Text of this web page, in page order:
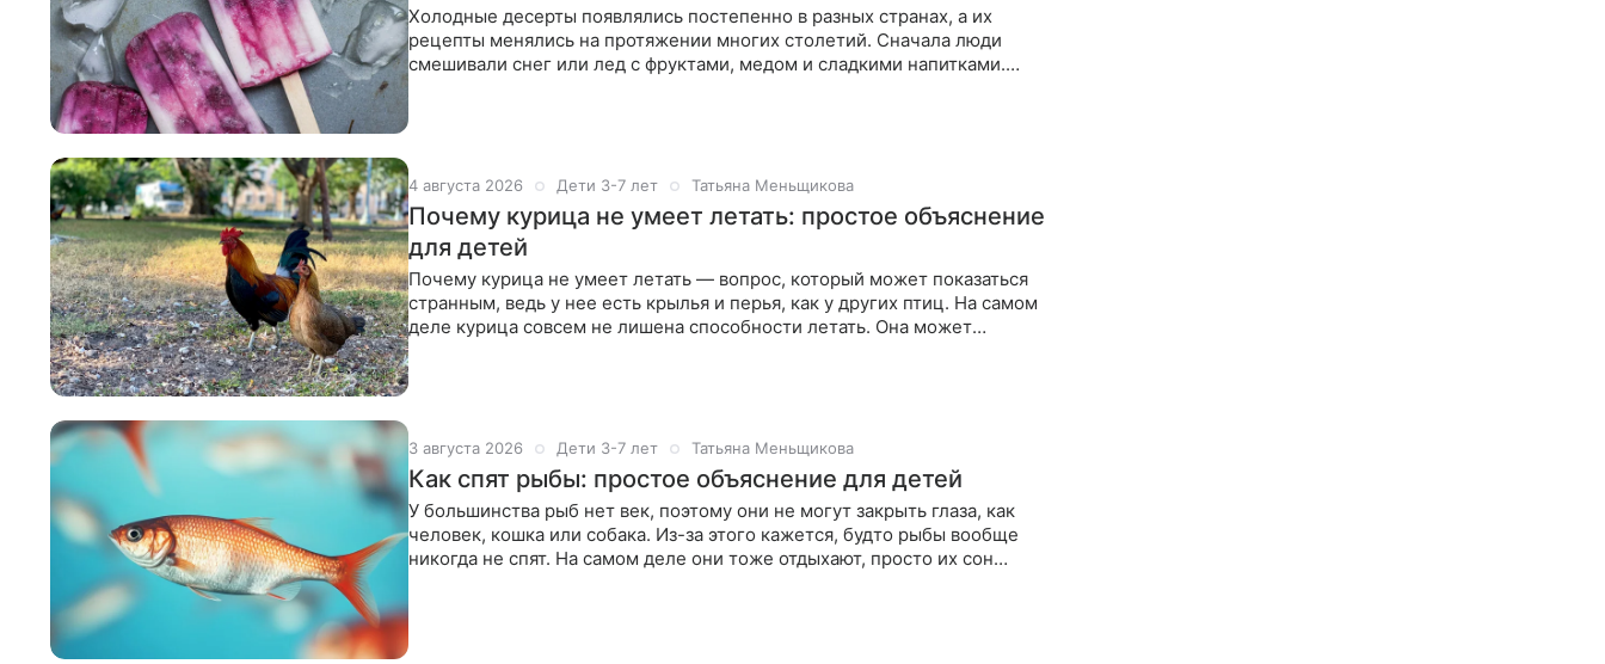
Холодные десерты появлялись постепенно в разных странах, а их
рецепты менялись на протяжении многих столетий. Сначала люди
смешивали снег или лед с фруктами, медом и сладкими напитками.
4 августа 2026 Дети 3-7 лет Татьяна Меньщикова
Почему курица не умеет летать: простое объяснение
для детей
Почему курица не умеет летать — вопрос, который может показаться
странным, ведь у нее есть крылья и перья, как у других птиц. На самом
деле курица совсем не лишена способности летать. Она может
3 августа 2026 Дети 3-7 лет Татьяна Меньщикова
Как спят рыбы: простое объяснение для детей
У большинства рыб нет век, поэтому они не могут закрыть глаза, как
человек, кошка или собака. Из-за этого кажется, будто рыбы вообще
никогда не спят. На самом деле они тоже отдыхают, просто их сон